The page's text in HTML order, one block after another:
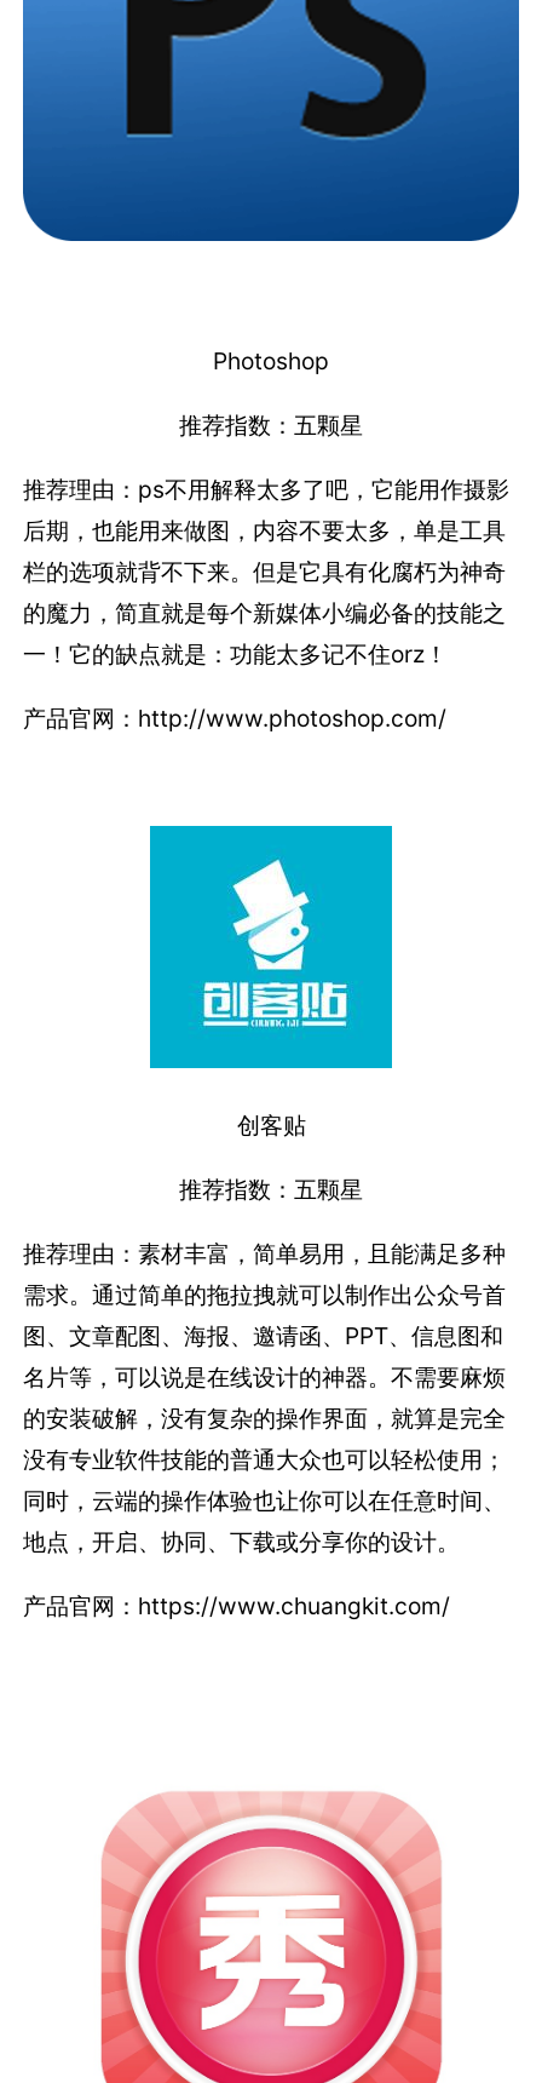
Photoshop
推荐指数：五颗星
推荐理由：ps不用解释太多了吧，它能用作摄影
后期，也能用来做图，内容不要太多，单是工具
栏的选项就背不下来。但是它具有化腐朽为神奇
的魔力，简直就是每个新媒体小编必备的技能之
一！它的缺点就是：功能太多记不住orz！
产品官网：http://www.photoshop.com/
创客贴
推荐指数：五颗星
推荐理由：素材丰富，简单易用，且能满足多种
需求。通过简单的拖拉拽就可以制作出公众号首
图、文章配图、海报、邀请函、PPT、信息图和
名片等，可以说是在线设计的神器。不需要麻烦
的安装破解，没有复杂的操作界面，就算是完全
没有专业软件技能的普通大众也可以轻松使用；
同时，云端的操作体验也让你可以在任意时间、
地点，开启、协同、下载或分享你的设计。
产品官网：https://www.chuangkit.com/